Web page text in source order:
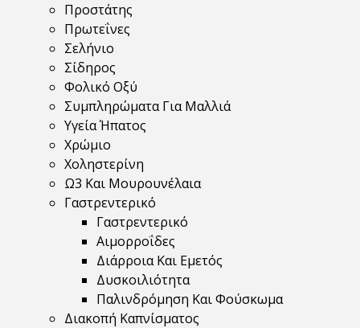
Προστάτης
Πρωτεΐνες
Σελήνιο
Σίδηρος
Φολικό Οξύ
Συμπληρώματα Για Μαλλιά
Υγεία Ήπατος
Χρώμιο
Χοληστερίνη
Ω3 Και Μουρουνέλαια
Γαστρεντερικό
Γαστρεντερικό
Αιμορροΐδες
Διάρροια Και Εμετός
Δυσκοιλιότητα
Παλινδρόμηση Και Φούσκωμα
Διακοπή Καπνίσματος